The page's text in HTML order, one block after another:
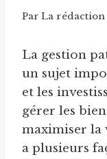
Par La rédaction
La gestion
un sujet
et les
gérer les
maximiser la
a plusieurs